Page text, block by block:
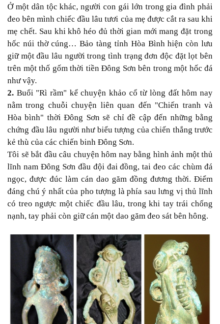
Ở một dân tộc khác, người con gái lớn trong gia đình phải
đeo bên mình chiếc đầu lâu tươi của mẹ được cắt ra sau khi
mẹ chết. Sau khi khô héo đủ thời gian mới mang đặt trong
hốc núi thờ cúng… Bảo tàng tỉnh Hòa Bình hiện còn lưu
giữ một đầu lâu người trong tình trạng đơn độc đặt lọt bên
trên một thố gốm thời tiền Đông Sơn bên trong một hốc đá
như vậy.
2. Buổi "Rì rầm" kể chuyện khảo cổ từ lòng đất hôm nay
nằm trong chuỗi chuyện liên quan đến "Chiến tranh và
Hòa bình" thời Đông Sơn sẽ chỉ đề cập đến những bằng
chứng đầu lâu người như biểu tượng của chiến thắng trước
kẻ thù của các chiến binh Đông Sơn.
Tôi sẽ bắt đầu câu chuyện hôm nay bằng hình ảnh một thủ
lĩnh nam Đông Sơn đầu đội đai đồng, tai đeo các chùm đá
ngọc, được đúc làm cán dao găm đồng đương thời. Điểm
đáng chú ý nhất của pho tượng là phía sau lưng vị thủ lĩnh
có treo ngược một chiếc đầu lâu, trong khi tay trái chống
nạnh, tay phải còn giữ cán một dao găm đeo sát bên hông.